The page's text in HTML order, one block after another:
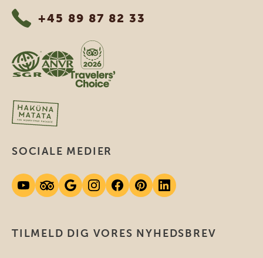
+45 89 87 82 33
TILMELD DIG VORES NYHEDSBREV
SOCIALE MEDIER